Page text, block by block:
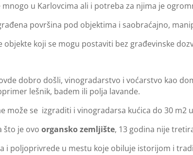
mnogo u Karlovcima ali i potreba za njima je
površina pod objektima i saobraćajno,
koji se mogu postaviti bez građevinske
dobro došli, vinogradarstvo i voćarstvo kao
lešnik, badem ili polja lavande.
može se izgraditi i vinogradarsa kućica do 30
što je ovo organsko zemljište, 13 godina nije
i poljoprivrede u mestu koje obiluje istorijom i